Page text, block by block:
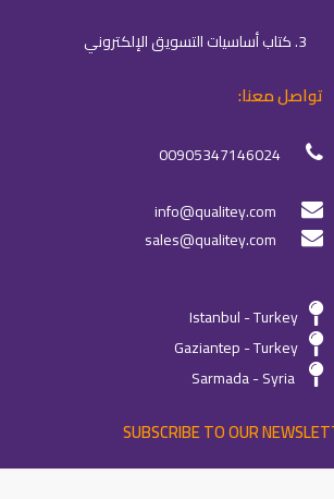
3. كتاب أساسيات التسويق الإلكتروني
تواصل معنا:
00905347146024
info@qualitey.com
sales@qualitey.com
Istanbul - Turkey
Gaziantep - Turkey
Sarmada - Syria
SUBSCRIBE TO OUR